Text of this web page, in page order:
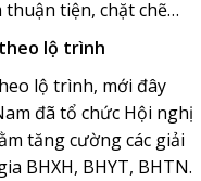
thuận tiện, chặt chẽ…
lộ trình
lộ trình, mới đây
đã tổ chức Hội nghị
tăng cường các giải
BHXH, BHYT, BHTN.